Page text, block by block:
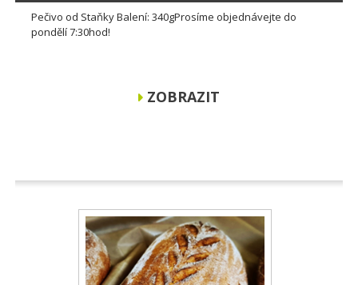
Pečivo od Staňky Balení: 340gProsíme objednávejte do
pondělí 7:30hod!
ZOBRAZIT